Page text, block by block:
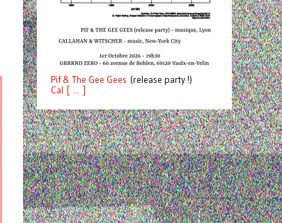
Pif& The Gee Gees (release party !)
Cal [ ... ]